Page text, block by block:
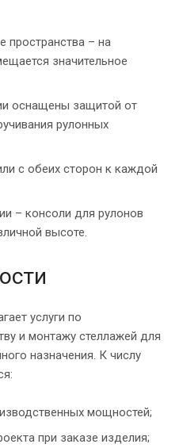
пространства – на
значительное
оснащены защитой от
рулонных
с обеих сторон к каждой
– консоли для рулонов
высоте.
услуги по
и монтажу стеллажей для
назначения. К числу
мощностей;
при заказе изделия;